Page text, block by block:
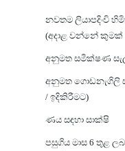
නවතම ලියාපදිංචි
(අදාළ වන්නේ කුමක්
අනුමත සමීක්ෂණ
අනුමත ගොඩනැගිලි
/ ඉදිකිරීමට)
ණය සඳහා සාක්ෂි
පසුගිය මාස 6 තුළ